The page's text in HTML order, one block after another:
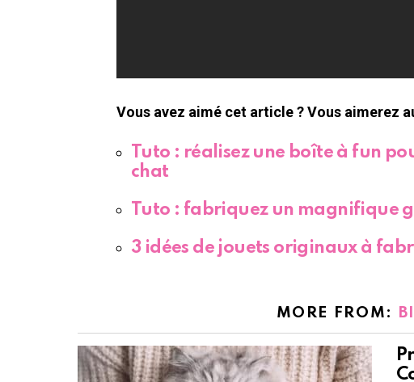
Vous avez aimé cet article ? Vous aimerez
Tuto : réalisez une boîte à fun
chat
Tuto : fabriquez un magnifique
3 idées de jouets originaux à
MORE FROM: